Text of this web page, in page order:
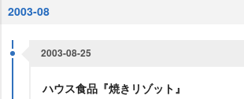
2003-08
2003-08-25
ハウス食品『焼きリゾット』